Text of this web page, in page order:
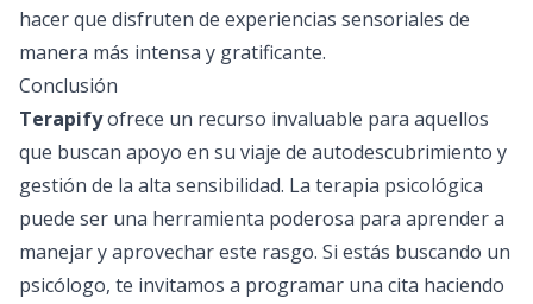
hacer que disfruten de experiencias sensoriales de
manera más intensa y gratificante.
Conclusión
Terapifyofrece un recurso invaluable para aquellos
que buscan apoyo en su viaje de autodescubrimiento y
gestión de la alta sensibilidad. La terapia psicológica
puede ser una herramienta poderosa para aprender a
manejar y aprovechar este rasgo. Si estás buscando un
psicólogo, te invitamos a programar una cita haciendo